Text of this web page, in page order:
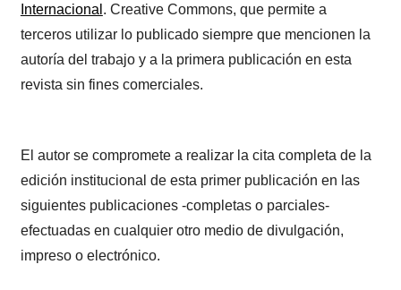
Internacional . Creative Commons, que permite a
terceros utilizar lo publicado siempre que mencionen la
autoría del trabajo y a la primera publicación en esta
revista sin fines comerciales.
El autor se compromete a realizar la cita completa de la
edición institucional de esta primer publicación en las
siguientes publicaciones -completas o parciales-
efectuadas en cualquier otro medio de divulgación,
impreso o electrónico.